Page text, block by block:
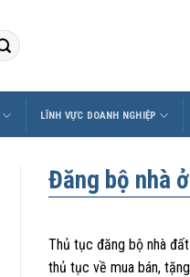
LĨNH VỰC DOANH NGHIỆP
Đăng bộ nhà
Thủ tục đăng bộ nhà
thủ tục về mua bán,